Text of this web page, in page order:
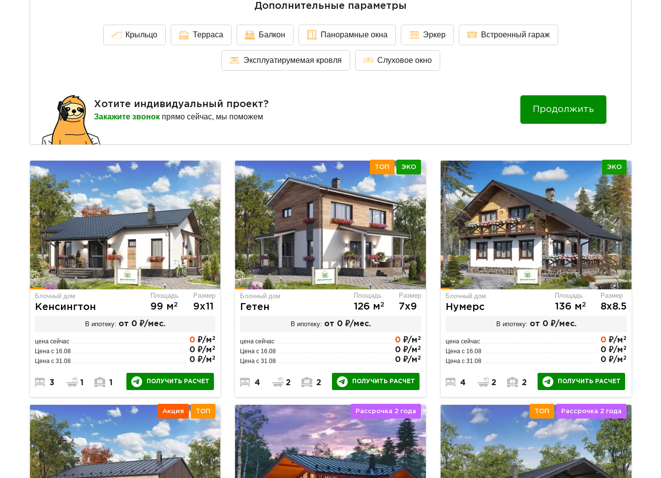
Дополнительные параметры
Крыльцо Терраса Балкон Панорамные окна Эркер Встроенный гараж
Эксплуатирумемая кровля Слуховое окно
Хотите индивидуальный проект?
Закажите звонок прямо сейчас, мы поможем
Продолжить
Блочный дом
Кенсингтон
Площадь
99 м2
Размер
9х11
В ипотеку: от 0 ₽/мес.
цена сейчас 0 ₽/м 2
Цена с 16.08 0 ₽/м 2
Цена с 31.08 0 ₽/м 2
3 1 1 ПОЛУЧИТЬ РАСЧЕТ
ТОП ЭКО
Блочный дом
Гетен
Площадь
126 м2
Размер
7х9
В ипотеку: от 0 ₽/мес.
цена сейчас 0 ₽/м 2
Цена с 16.08 0 ₽/м 2
Цена с 31.08 0 ₽/м 2
4 2 2 ПОЛУЧИТЬ РАСЧЕТ
ЭКО
Блочный дом
Нумерс
Площадь
136 м2
Размер
8х8.5
В ипотеку: от 0 ₽/мес.
цена сейчас 0 ₽/м 2
Цена с 16.08 0 ₽/м 2
Цена с 31.08 0 ₽/м 2
4 2 2 ПОЛУЧИТЬ РАСЧЕТ
Акция ТОП Рассрочка 2 года ТОП Рассрочка 2 года